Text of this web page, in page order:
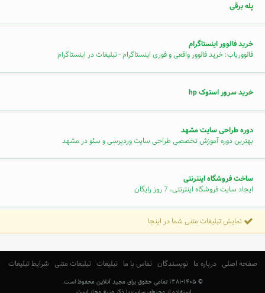
پله برقی
خرید فالوور اینستاگرام
فالووریاب: خرید فالوور واقعی و فوری اینستاگرام - تبلیغات در اینستاگرام
خرید سرور استوک hp
دوره طراحی سایت مشهد
بهترین دوره آموزش تخصصی طراحی سایت وردپرسی و سئو در مشهد
ساخت فروشگاه اینترنتی
ایجاد سایت فروشگاه اینترنتی، 7 روز رایگان
نمایش تبلیغات متنی شما در اینجا
صفحه اصلی درباره ما نویسندگان تماس با ما تبلیغات تبلیغات متنی شرایط تبلیغات
© ۱۳۸۱-۱۴۰۵ تمامی حقوق برای مجید آنلاین محفوظ است.